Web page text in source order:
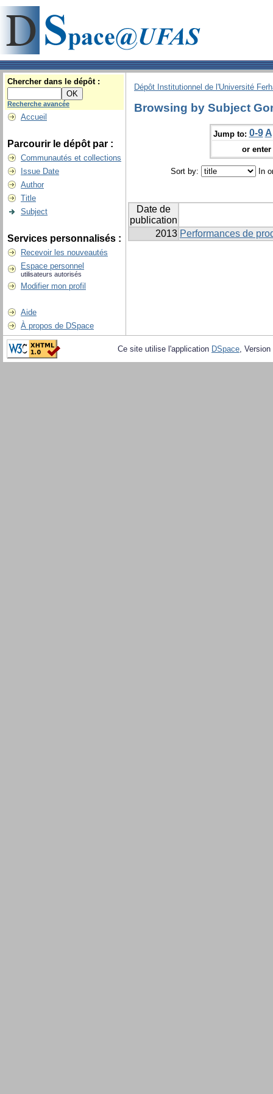
Chercher dans le dépôt :
Recherche avancée
Accueil
Parcourir le dépôt par :
Communautés et collections
Issue Date
Author
Title
Subject
Services personnalisés :
Recevoir les nouveautés
Espace personnel
utilisateurs autorisés
Modifier mon profil
Aide
À propos de DSpace
Dépôt Institutionnel de l'Université
Browsing by Subject
Jump to: 0-9 A
or
Sort by: In
Date de
publication
2013 Performances de
Ce site utilise l'application DSpace,